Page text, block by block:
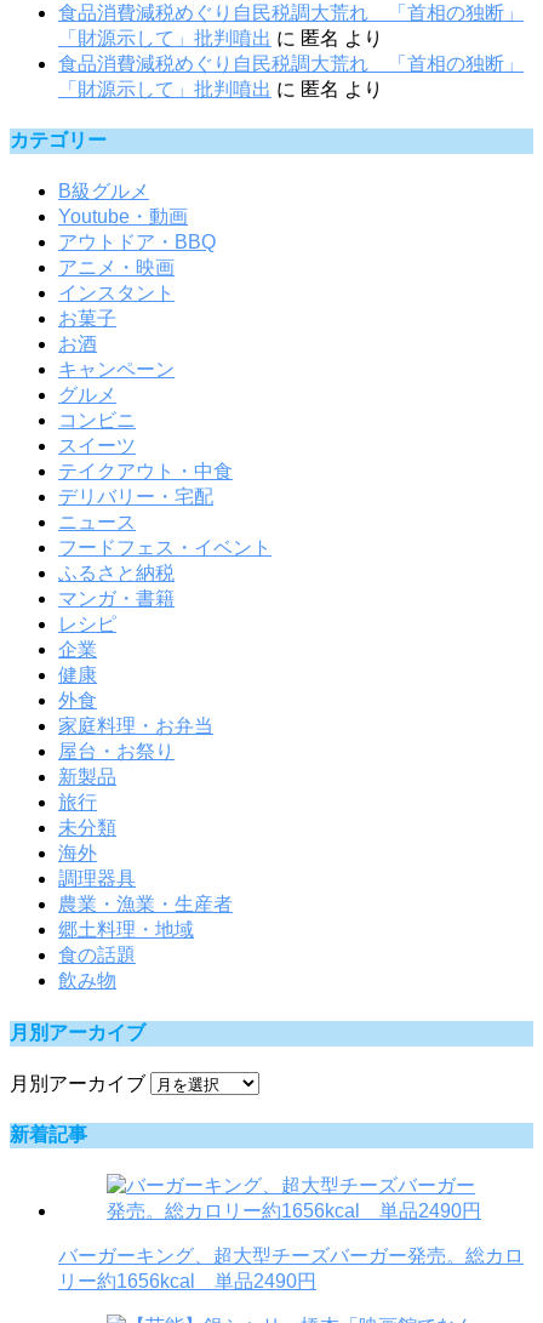
食品消費減税めぐり自民税調大荒れ 「首相の独断」
「財源示して」批判噴出 に 匿名 より
食品消費減税めぐり自民税調大荒れ 「首相の独断」
「財源示して」批判噴出 に 匿名 より
カテゴリー
B級グルメ
Youtube・動画
アウトドア・BBQ
アニメ・映画
インスタント
お菓子
お酒
キャンペーン
グルメ
コンビニ
スイーツ
テイクアウト・中食
デリバリー・宅配
ニュース
フードフェス・イベント
ふるさと納税
マンガ・書籍
レシピ
企業
健康
外食
家庭料理・お弁当
屋台・お祭り
新製品
旅行
未分類
海外
調理器具
農業・漁業・生産者
郷土料理・地域
食の話題
飲み物
月別アーカイブ
月別アーカイブ
新着記事
バーガーキング、超大型チーズバーガー発売。総カロ
リー約1656kcal 単品2490円